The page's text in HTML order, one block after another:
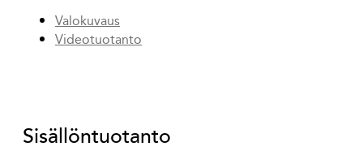
Valokuvaus
Videotuotanto
Sisällöntuotanto